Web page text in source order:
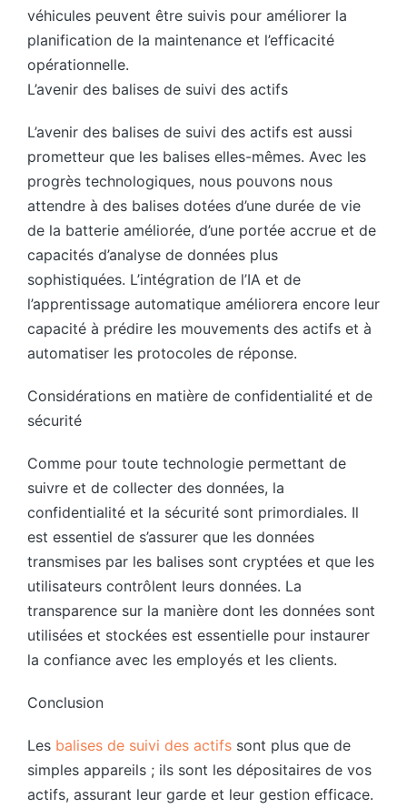
véhicules peuvent être suivis pour améliorer la
planification de la maintenance et l’efficacité
opérationnelle.
L’avenir des balises de suivi des actifs
L’avenir des balises de suivi des actifs est aussi
prometteur que les balises elles-mêmes. Avec les
progrès technologiques, nous pouvons nous
attendre à des balises dotées d’une durée de vie
de la batterie améliorée, d’une portée accrue et de
capacités d’analyse de données plus
sophistiquées. L’intégration de l’IA et de
l’apprentissage automatique améliorera encore leur
capacité à prédire les mouvements des actifs et à
automatiser les protocoles de réponse.
Considérations en matière de confidentialité et de
sécurité
Comme pour toute technologie permettant de
suivre et de collecter des données, la
confidentialité et la sécurité sont primordiales. Il
est essentiel de s’assurer que les données
transmises par les balises sont cryptées et que les
utilisateurs contrôlent leurs données. La
transparence sur la manière dont les données sont
utilisées et stockées est essentielle pour instaurer
la confiance avec les employés et les clients.
Conclusion
Les balises de suivi des actifs sont plus que de
simples appareils ; ils sont les dépositaires de vos
actifs, assurant leur garde et leur gestion efficace.